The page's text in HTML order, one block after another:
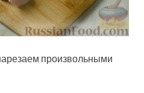
произвольными